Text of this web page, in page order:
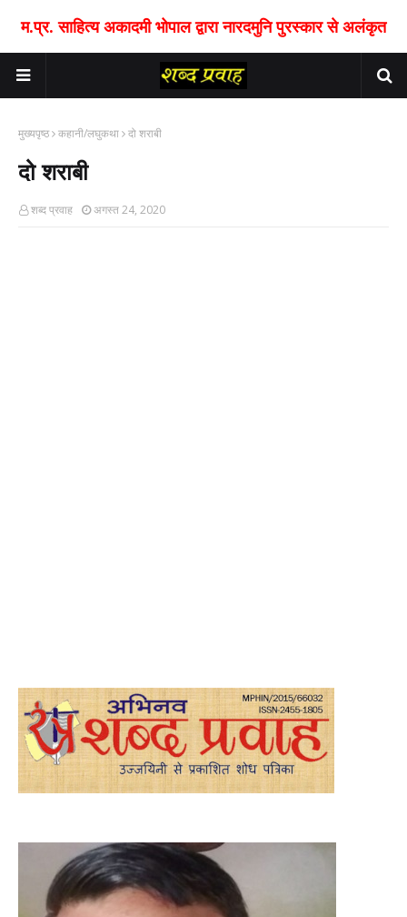
म.प्र. साहित्य अकादमी भोपाल द्वारा नारदमुनि पुरस्कार से अलंकृत
मुख्यपृष्ठ कहानी/लघुकथा दो शराबी
दो शराबी
शब्द प्रवाह अगस्त 24, 2020